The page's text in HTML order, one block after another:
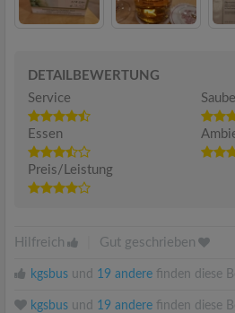
DETAILBEWERTUNG
Service
Essen
Preis/Leistung
Hilfreich Gut geschrieben
kgsbus und 19 andere finden diese
kgsbus und 19 andere finden diese